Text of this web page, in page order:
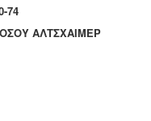
74
ΑΛΤΣΧΑΙΜΕΡ